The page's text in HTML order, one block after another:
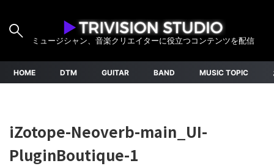
ミュージシャン、音楽クリエイターに役立つコンテンツを配信
HOME DTM GUITAR BAND MUSIC TOPIC
iZotope-Neoverb-main_UI-
PluginBoutique-1